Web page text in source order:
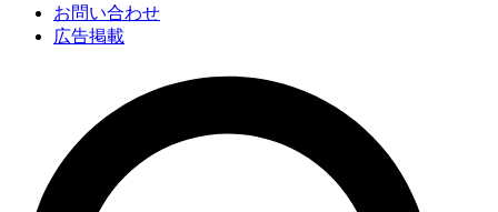
お問い合わせ
広告掲載